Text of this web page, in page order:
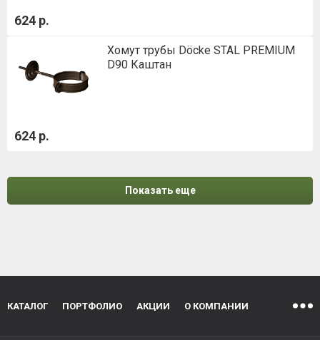
624 р.
Хомут трубы Döcke STAL PREMIUM
D90 Каштан
624 р.
Показать еще
КАТАЛОГ ПОРТФОЛИО АКЦИИ О КОМПАНИИ